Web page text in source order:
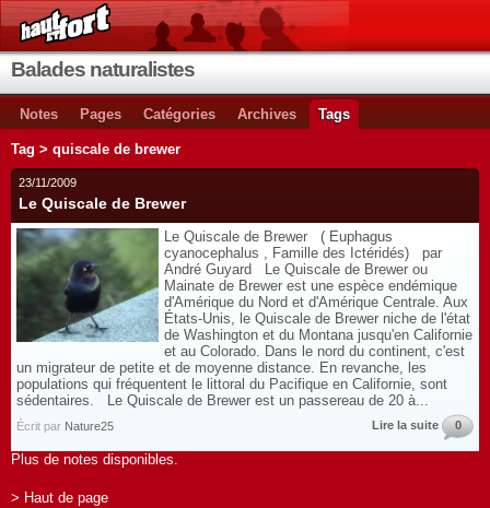
Balades naturalistes
Notes Pages Catégories Archives Tags
Tag > quiscale de brewer
23/11/2009
Le Quiscale de Brewer
Le Quiscale de Brewer ( Euphagus
cyanocephalus , Famille des Ictéridés) par
André Guyard Le Quiscale de Brewer ou
Mainate de Brewer est une espèce endémique
d'Amérique du Nord et d'Amérique Centrale. Aux
États-Unis, le Quiscale de Brewer niche de l'état
de Washington et du Montana jusqu'en Californie
et au Colorado. Dans le nord du continent, c'est
un migrateur de petite et de moyenne distance. En revanche, les
populations qui fréquentent le littoral du Pacifique en Californie, sont
sédentaires. Le Quiscale de Brewer est un passereau de 20 à...
Écrit par Nature25 Lire la suite 0
Plus de notes disponibles.
> Haut de page